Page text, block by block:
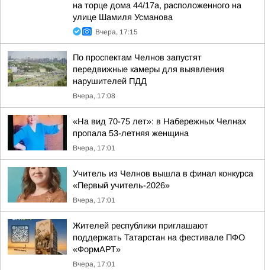
на торце дома 44/17а, расположенного на
улице Шамиля Усманова
Вчера, 17:15
По проспектам Челнов запустят
передвижные камеры для выявления
нарушителей ПДД
Вчера, 17:08
«На вид 70-75 лет»: в Набережных Челнах
пропала 53-летняя женщина
Вчера, 17:01
Учитель из Челнов вышла в финал конкурса
«Первый учитель-2026»
Вчера, 17:01
Жителей республики приглашают
поддержать Татарстан на фестивале ПФО
«ФормАРТ»
Вчера, 17:01